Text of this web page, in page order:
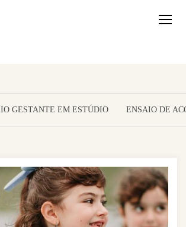
GESTANTE EM ESTÚDIO ENSAIO DE